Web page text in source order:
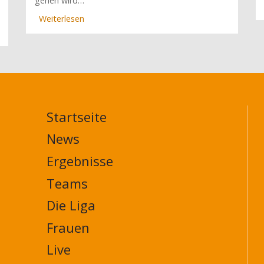
Weiterlesen
(10.
MAIN
NAVIGATION
FOOTER
Startseite
News
Ergebnisse
Teams
Die Liga
Frauen
Live